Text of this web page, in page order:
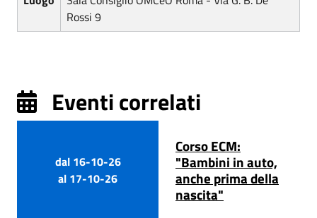
Rossi 9
Eventi correlati
dal 16-10-26
al 17-10-26
Corso ECM:
"Bambini in auto,
anche prima della
nascita"